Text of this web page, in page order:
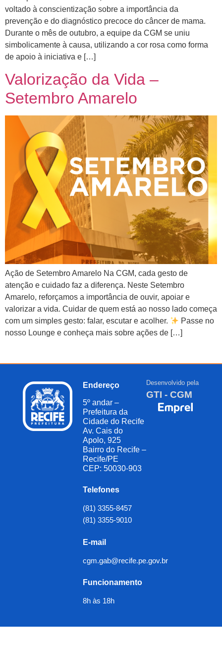
voltado à conscientização sobre a importância da
prevenção e do diagnóstico precoce do câncer de mama.
Durante o mês de outubro, a equipe da CGM se uniu
simbolicamente à causa, utilizando a cor rosa como forma
de apoio à iniciativa e […]
Valorização da Vida –
Setembro Amarelo
Ação de Setembro Amarelo Na CGM, cada gesto de
atenção e cuidado faz a diferença. Neste Setembro
Amarelo, reforçamos a importância de ouvir, apoiar e
valorizar a vida. Cuidar de quem está ao nosso lado começa
com um simples gesto: falar, escutar e acolher.
Passe no
nosso Lounge e conheça mais sobre ações de […]
Endereço
5º andar –
Prefeitura da
Cidade do Recife
Av. Cais do
Apolo, 925
Bairro do Recife –
Recife/PE
CEP: 50030-903
Telefones
(81) 3355-8457
(81) 3355-9010
E-mail
cgm.gab@recife.pe.gov.br
Funcionamento
8h às 18h
Desenvolvido pela
GTI - CGM